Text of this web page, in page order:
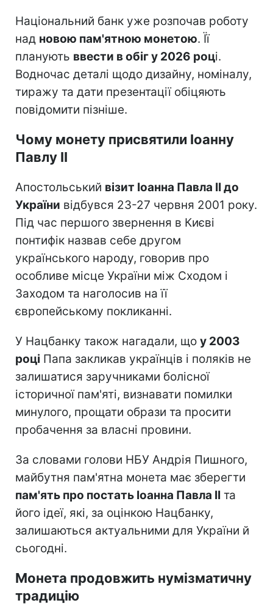
Національний банк уже розпочав роботу
над новою пам'ятною монетою. Її
планують ввести в обіг у 2026 році.
Водночас деталі щодо дизайну, номіналу,
тиражу та дати презентації обіцяють
повідомити пізніше.
Чому монету присвятили Іоанну
Павлу II
Апостольський візит Іоанна Павла II до
України відбувся 23-27 червня 2001 року.
Під час першого звернення в Києві
понтифік назвав себе другом
українського народу, говорив про
особливе місце України між Сходом і
Заходом та наголосив на її
європейському покликанні.
У Нацбанку також нагадали, що у 2003
році Папа закликав українців і поляків не
залишатися заручниками болісної
історичної пам'яті, визнавати помилки
минулого, прощати образи та просити
пробачення за власні провини.
За словами голови НБУ Андрія Пишного,
майбутня пам'ятна монета має зберегти
пам'ять про постать Іоанна Павла II та
його ідеї, які, за оцінкою Нацбанку,
залишаються актуальними для України й
сьогодні.
Монета продовжить нумізматичну
традицію